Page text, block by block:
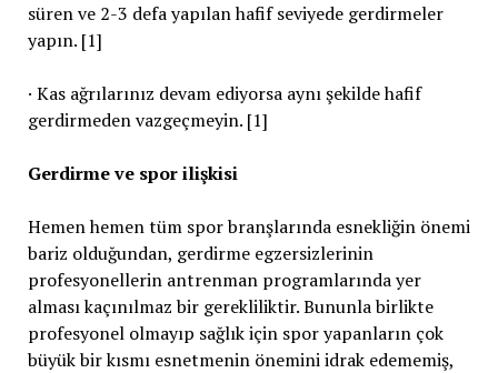
süren ve 2-3 defa yapılan hafif seviyede gerdirmeler
yapın. [1]
· Kas ağrılarınız devam ediyorsa aynı şekilde hafif
gerdirmeden vazgeçmeyin. [1]
Gerdirme ve spor ilişkisi
Hemen hemen tüm spor branşlarında esnekliğin önemi
bariz olduğundan, gerdirme egzersizlerinin
profesyonellerin antrenman programlarında yer
alması kaçınılmaz bir gerekliliktir. Bununla birlikte
profesyonel olmayıp sağlık için spor yapanların çok
büyük bir kısmı esnetmenin önemini idrak edememiş,